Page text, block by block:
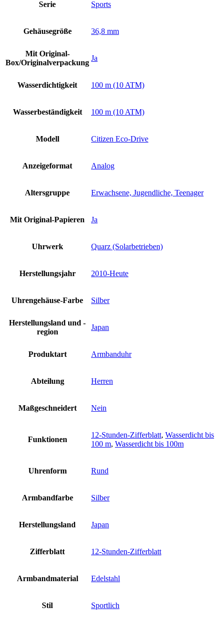
Serie Sports
Gehäusegröße 36,8 mm
Mit Original-
Box/Originalverpackung
Ja
Wasserdichtigkeit 100 m (10 ATM)
Wasserbeständigkeit 100 m (10 ATM)
Modell Citizen Eco-Drive
Anzeigeformat Analog
Altersgruppe Erwachsene, Jugendliche, Teenager
Mit Original-Papieren Ja
Uhrwerk Quarz (Solarbetrieben)
Herstellungsjahr 2010-Heute
Uhrengehäuse-Farbe Silber
Herstellungsland und -
region
Japan
Produktart Armbanduhr
Abteilung Herren
Maßgeschneidert Nein
Funktionen
12-Stunden-Zifferblatt, Wasserdicht bis
100 m, Wasserdicht bis 100m
Uhrenform Rund
Armbandfarbe Silber
Herstellungsland Japan
Zifferblatt 12-Stunden-Zifferblatt
Armbandmaterial Edelstahl
Stil Sportlich